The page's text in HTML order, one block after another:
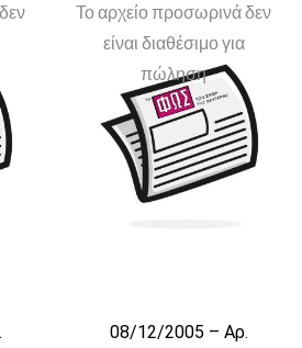
Το αρχείο προσωρινά δεν
είναι διαθέσιμο για
πώληση
08/12/2005 – Αρ.